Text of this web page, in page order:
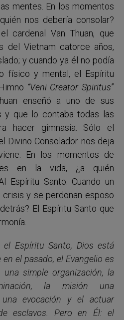
mentes. En los momentos
nos debería consolar?
cardenal Van Thuan, que
del Vietnam catorce años,
y cuando ya él no podía
físico y mental, el Espíritu
“Veni Creator Spiritus”
enseñó a uno de sus
y que lo contaba todas las
hacer gimnasia. Sólo el
Divino Consolador nos deja
En los momentos de
en la vida, ¿a quién
Espíritu Santo. Cuando un
crisis y se perdonan esposo
El Espíritu Santo que
el Espíritu Santo, Dios está
el pasado, el Evangelio es
simple organización, la
la misión una
evocación y el actuar
esclavos. Pero en Él: el